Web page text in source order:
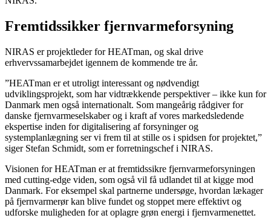
Fremtidssikker fjernvarmeforsyning
NIRAS er projektleder for HEATman, og skal drive
erhvervssamarbejdet igennem de kommende tre år.
”HEATman er et utroligt interessant og nødvendigt
udviklingsprojekt, som har vidtrækkende perspektiver – ikke kun for
Danmark men også internationalt. Som mangeårig rådgiver for
danske fjernvarmeselskaber og i kraft af vores markedsledende
ekspertise inden for digitalisering af forsyninger og
systemplanlægning ser vi frem til at stille os i spidsen for projektet,”
siger Stefan Schmidt, som er forretningschef i NIRAS.
Visionen for HEATman er at fremtidssikre fjernvarmeforsyningen
med cutting-edge viden, som også vil få udlandet til at kigge mod
Danmark. For eksempel skal partnerne undersøge, hvordan lækager
på fjernvarmerør kan blive fundet og stoppet mere effektivt og
udforske muligheden for at oplagre grøn energi i fjernvarmenettet.